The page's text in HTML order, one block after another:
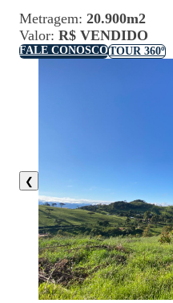
Metragem: 20.900m2
Valor: R$ VENDIDO
FALE CONOSCOTOUR 360º
❮